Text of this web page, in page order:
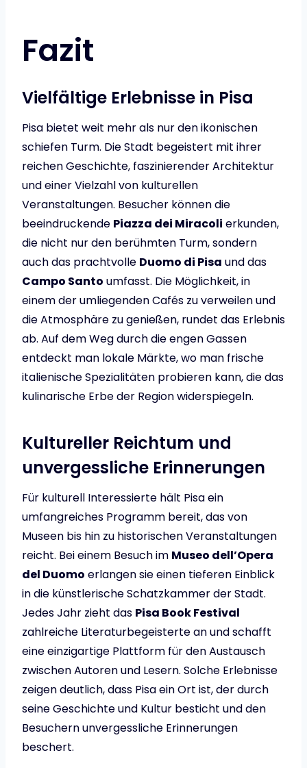
Fazit
Vielfältige Erlebnisse in Pisa
Pisa bietet weit mehr als nur den ikonischen
schiefen Turm. Die Stadt begeistert mit ihrer
reichen Geschichte, faszinierender Architektur
und einer Vielzahl von kulturellen
Veranstaltungen. Besucher können die
beeindruckende Piazza dei Miracoli erkunden,
die nicht nur den berühmten Turm, sondern
auch das prachtvolle Duomo di Pisa und das
Campo Santo umfasst. Die Möglichkeit, in
einem der umliegenden Cafés zu verweilen und
die Atmosphäre zu genießen, rundet das Erlebnis
ab. Auf dem Weg durch die engen Gassen
entdeckt man lokale Märkte, wo man frische
italienische Spezialitäten probieren kann, die das
kulinarische Erbe der Region widerspiegeln.
Kultureller Reichtum und
unvergessliche Erinnerungen
Für kulturell Interessierte hält Pisa ein
umfangreiches Programm bereit, das von
Museen bis hin zu historischen Veranstaltungen
reicht. Bei einem Besuch im Museo dell’Opera
del Duomo erlangen sie einen tieferen Einblick
in die künstlerische Schatzkammer der Stadt.
Jedes Jahr zieht das Pisa Book Festival
zahlreiche Literaturbegeisterte an und schafft
eine einzigartige Plattform für den Austausch
zwischen Autoren und Lesern. Solche Erlebnisse
zeigen deutlich, dass Pisa ein Ort ist, der durch
seine Geschichte und Kultur besticht und den
Besuchern unvergessliche Erinnerungen
beschert.